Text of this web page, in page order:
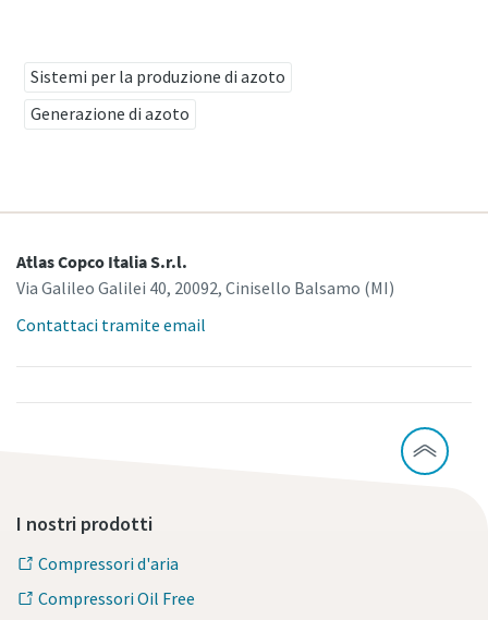
Sistemi per la produzione di azoto
Generazione di azoto
Atlas Copco Italia S.r.l.
Via Galileo Galilei 40, 20092, Cinisello Balsamo (MI)
Contattaci tramite email
I nostri prodotti
Compressori d'aria
Compressori Oil Free